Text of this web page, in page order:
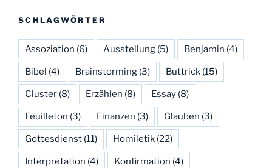
SCHLAGWÖRTER
Assoziation (6) Ausstellung (5) Benjamin (4)
Bibel (4) Brainstorming (3) Buttrick (15)
Cluster (8) Erzählen (8) Essay (8)
Feuilleton (3) Finanzen (3) Glauben (3)
Gottesdienst (11) Homiletik (22)
Interpretation (4) Konfirmation (4)